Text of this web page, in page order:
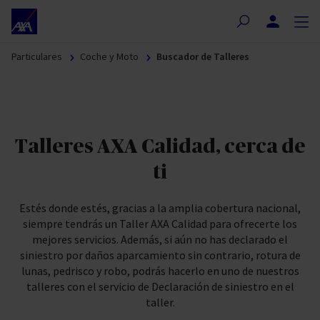
Nota:
este
web
accesibilidad.
Particulares Coche y Moto Buscador de Talleres
Talleres AXA Calidad, cerca de
ti
Estés donde estés, gracias a la amplia cobertura nacional,
siempre tendrás un Taller AXA Calidad para ofrecerte los
mejores servicios. Además, si aún no has declarado el
siniestro por daños aparcamiento sin contrario, rotura de
lunas, pedrisco y robo, podrás hacerlo en uno de nuestros
talleres con el servicio de Declaración de siniestro en el
taller.